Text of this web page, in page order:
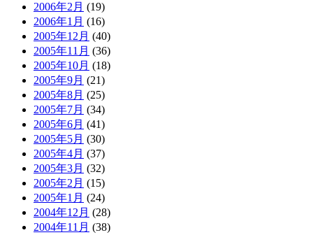
2006年2月 (19)
2006年1月 (16)
2005年12月 (40)
2005年11月 (36)
2005年10月 (18)
2005年9月 (21)
2005年8月 (25)
2005年7月 (34)
2005年6月 (41)
2005年5月 (30)
2005年4月 (37)
2005年3月 (32)
2005年2月 (15)
2005年1月 (24)
2004年12月 (28)
2004年11月 (38)